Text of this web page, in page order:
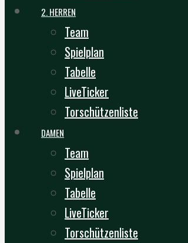
2. HERREN
Team
Spielplan
Tabelle
LiveTicker
Torschützenliste
DAMEN
Team
Spielplan
Tabelle
LiveTicker
Torschützenliste